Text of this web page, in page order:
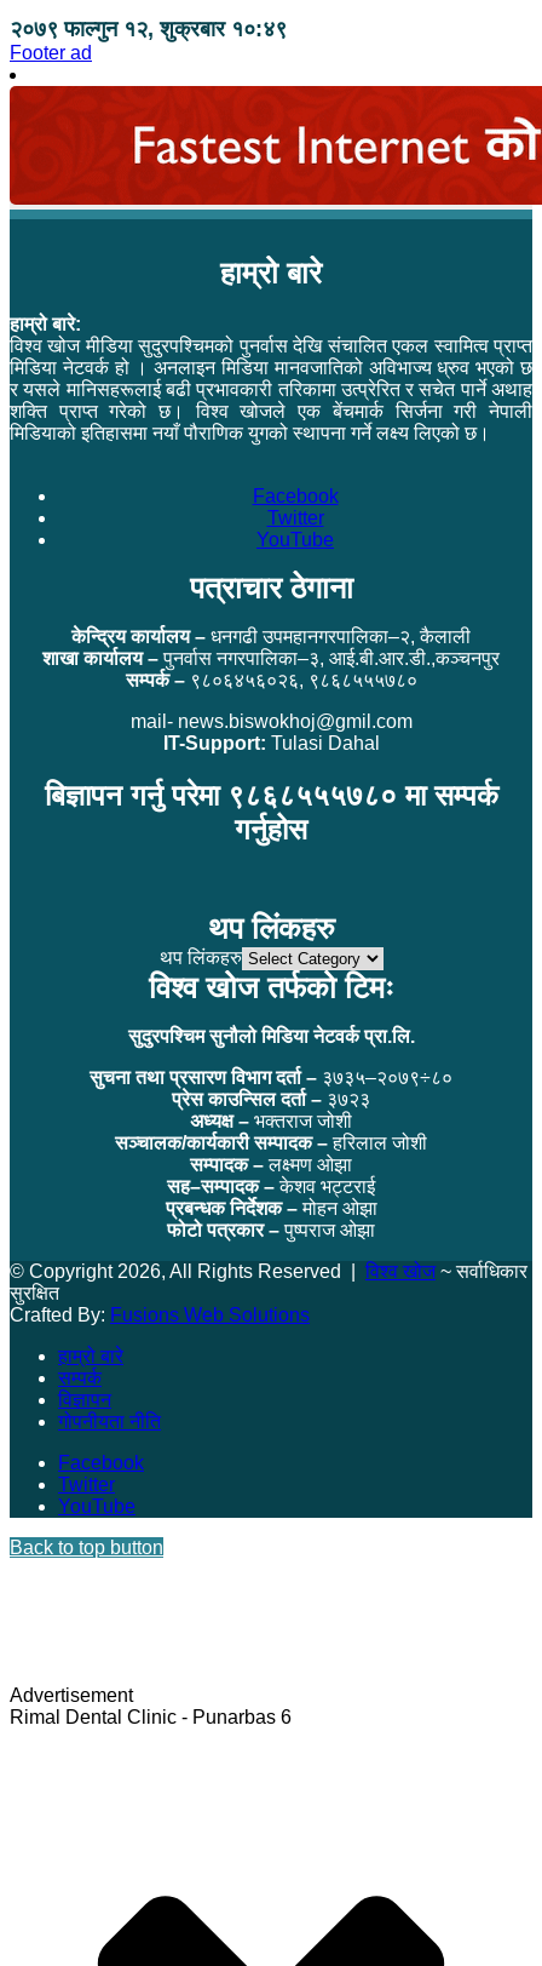
२०७९ फाल्गुन १२, शुक्रबार १०:४९
Footer ad
हाम्रो बारे
हाम्रो बारे:
विश्व खोज मीडिया सुदुरपश्चिमको पुनर्वास देखि संचालित एकल स्वामित्व प्राप्त
मिडिया नेटवर्क हो । अनलाइन मिडिया मानवजातिको अविभाज्य ध्रुव भएको छ
र यसले मानिसहरूलाई बढी प्रभावकारी तरिकामा उत्प्रेरित र सचेत पार्ने अथाह
शक्ति प्राप्त गरेको छ। विश्व खोजले एक बेंचमार्क सिर्जना गरी नेपाली
मिडियाको इतिहासमा नयाँ पौराणिक युगको स्थापना गर्ने लक्ष्य लिएको छ।
Facebook
Twitter
YouTube
पत्राचार ठेगाना
केन्द्रिय कार्यालय – धनगढी उपमहानगरपालिका–२, कैलाली
शाखा कार्यालय –पुनर्वास नगरपालिका–३, आई.बी.आर.डी.,कञ्चनपुर
सम्पर्क –९८०६४५६०२६, ९८६८५५५७८०
mail- news.biswokhoj@gmil.com
IT-Support: Tulasi Dahal
बिज्ञापन गर्नु परेमा ९८६८५५५७८० मा सम्पर्क
गर्नुहोस
थप लिंकहरु
थप लिंकहरु
विश्व खोज तर्फको टिमः
सुदुरपश्चिम सुनौलो मिडिया नेटवर्क प्रा.लि.
सुचना तथा प्रसारण विभाग दर्ता – ३७३५–२०७९÷८०
प्रेस काउन्सिल दर्ता – ३७२३
अध्यक्ष – भक्तराज जोशी
सञ्चालक/कार्यकारी सम्पादक –हरिलाल जोशी
सम्पादक –लक्ष्मण ओझा
सह–सम्पादक –केशव भट्टराई
प्रबन्धक निर्देशक –मोहन ओझा
फोटो पत्रकार –पुष्पराज ओझा
© Copyright 2026, All Rights Reserved | विश्व खोज~ सर्वाधिकार
सुरक्षित
Crafted By: Fusions Web Solutions
हाम्रो बारे
सम्पर्क
विज्ञापन
गोपनीयता नीति
Facebook
Twitter
YouTube
Back to top button
Advertisement
Rimal Dental Clinic - Punarbas 6